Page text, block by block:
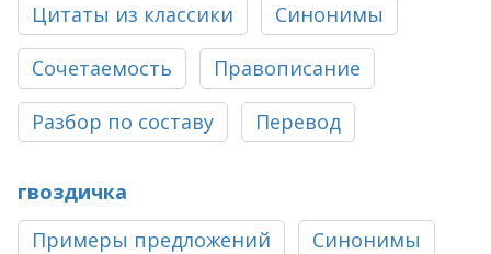
Цитаты из классики Синонимы
Сочетаемость Правописание
Разбор по составу Перевод
гвоздичка
Примеры предложений
Синонимы